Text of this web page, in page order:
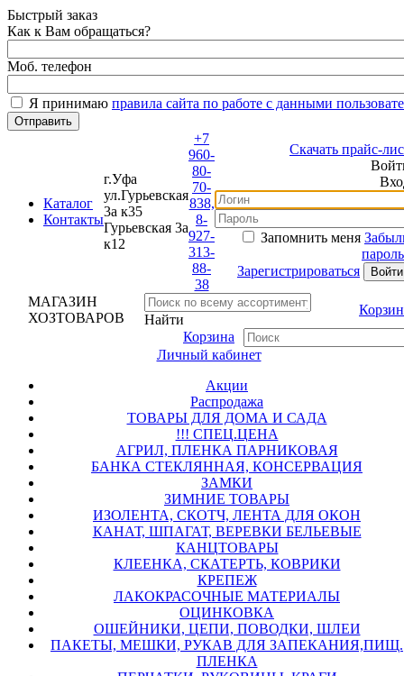
Быстрый заказ
Как к Вам обращаться?
Моб. телефон
Я принимаюправила сайта по работе с данными
Каталог
Контакты
г.Уфа
ул.Гурьевская
3а к35
Гурьевская 3а
к12
+7
960-
80-
70-
838,
8-
927-
313-
88-
38
Скачать прайс-лист
Войти
Вход
Запомнить меня Забыли
пароль?
Зарегистрироваться
МАГАЗИН
ХОЗТОВАРОВ
Найти
Корзина
Корзина
Личный кабинет
Акции
Распродажа
ТОВАРЫ ДЛЯ ДОМА И САДА
!!! СПЕЦ.ЦЕНА
АГРИЛ, ПЛЕНКА ПАРНИКОВАЯ
БАНКА СТЕКЛЯННАЯ, КОНСЕРВАЦИЯ
ЗАМКИ
ЗИМНИЕ ТОВАРЫ
ИЗОЛЕНТА, СКОТЧ, ЛЕНТА ДЛЯ ОКОН
КАНАТ, ШПАГАТ, ВЕРЕВКИ БЕЛЬЕВЫЕ
КАНЦТОВАРЫ
КЛЕЕНКА, СКАТЕРТЬ, КОВРИКИ
КРЕПЕЖ
ЛАКОКРАСОЧНЫЕ МАТЕРИАЛЫ
ОЦИНКОВКА
ОШЕЙНИКИ, ЦЕПИ, ПОВОДКИ, ШЛЕИ
ПАКЕТЫ, МЕШКИ, РУКАВ ДЛЯ ЗАПЕКАНИЯ,ПИЩ.
ПЛЕНКА